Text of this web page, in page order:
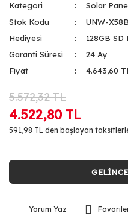
Kategori
Solar
Stok Kodu
UNW-
Hediyesi
128GB
Garanti Süresi
24 Ay
Fiyat
4.643,60
5.572,32 TL
4.522,80 TL
591,98 TL den başlayan
Yorum Yaz